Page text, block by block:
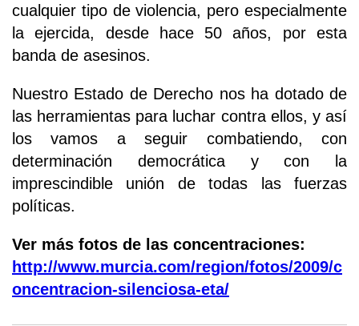
cualquier tipo de violencia, pero especialmente
la ejercida, desde hace 50 años, por esta
banda de asesinos.
Nuestro Estado de Derecho nos ha dotado de
las herramientas para luchar contra ellos, y así
los vamos a seguir combatiendo, con
determinación democrática y con la
imprescindible unión de todas las fuerzas
políticas.
Ver más fotos de las concentraciones:
http://www.murcia.com/region/fotos/2009/c
oncentracion-silenciosa-eta/